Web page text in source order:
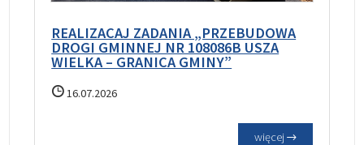
REALIZACAJ ZADANIA „PRZEBUDOWA
DROGI GMINNEJ NR 108086B USZA
WIELKA – GRANICA GMINY”
16.07.2026
więcej